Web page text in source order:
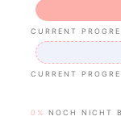
CURRENT
CURRENT
0% NOCH NICHT